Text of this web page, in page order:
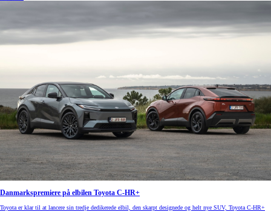
Danmarkspremiere på elbilen Toyota C-HR+
Toyota er klar til at lancere sin tredje dedikerede elbil, den skarpt designede og helt nye SUV, Toyota C-HR+